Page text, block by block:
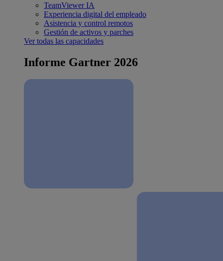
TeamViewer IA
Experiencia digital del empleado
Asistencia y control remotos
Gestión de activos y parches
Ver todas las capacidades
Informe Gartner 2026